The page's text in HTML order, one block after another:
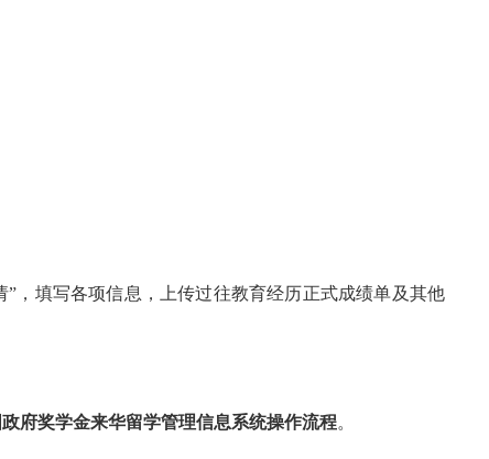
”，填写各项信息 ， 上传过往教育经历正式成绩单及其他
府奖学金来华留学管理信息系统操作流程。